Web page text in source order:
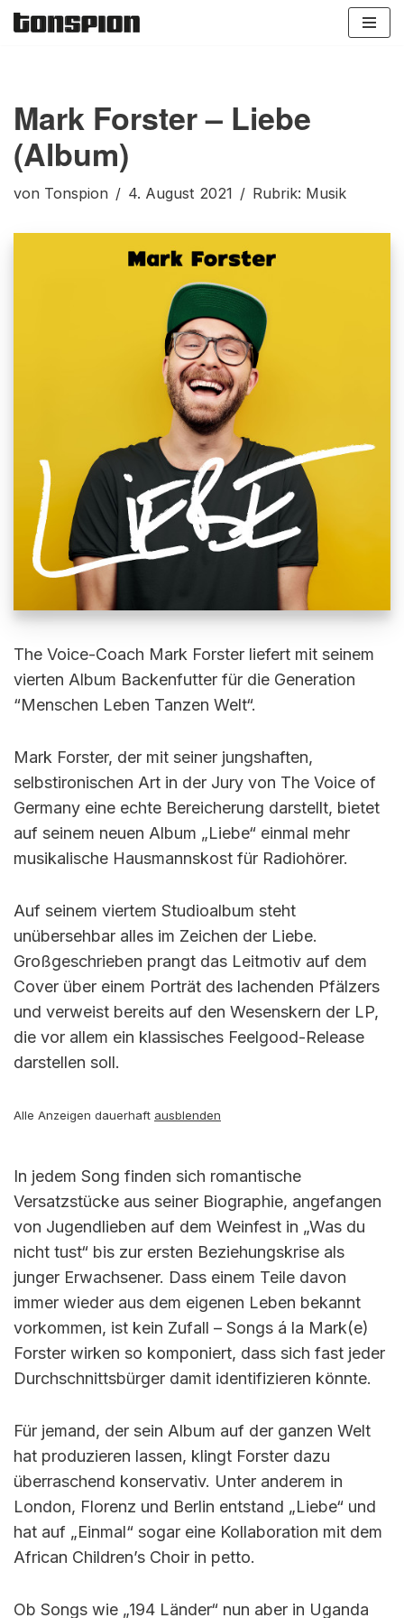
Mark Forster – Liebe
(Album)
von Tonspion 4. August 2021 Rubrik: Musik
The Voice-Coach Mark Forster liefert mit seinem
vierten Album Backenfutter für die Generation
“Menschen Leben Tanzen Welt“.
Mark Forster, der mit seiner jungshaften,
selbstironischen Art in der Jury von The Voice of
Germany eine echte Bereicherung darstellt, bietet
auf seinem neuen Album „Liebe“ einmal mehr
musikalische Hausmannskost für Radiohörer.
Auf seinem viertem Studioalbum steht
unübersehbar alles im Zeichen der Liebe.
Großgeschrieben prangt das Leitmotiv auf dem
Cover über einem Porträt des lachenden Pfälzers
und verweist bereits auf den Wesenskern der LP,
die vor allem ein klassisches Feelgood-Release
darstellen soll.
Alle Anzeigen dauerhaft ausblenden
In jedem Song finden sich romantische
Versatzstücke aus seiner Biographie, angefangen
von Jugendlieben auf dem Weinfest in „Was du
nicht tust“ bis zur ersten Beziehungskrise als
junger Erwachsener. Dass einem Teile davon
immer wieder aus dem eigenen Leben bekannt
vorkommen, ist kein Zufall – Songs á la Mark(e)
Forster wirken so komponiert, dass sich fast jeder
Durchschnittsbürger damit identifizieren könnte.
Für jemand, der sein Album auf der ganzen Welt
hat produzieren lassen, klingt Forster dazu
überraschend konservativ. Unter anderem in
London, Florenz und Berlin entstand „Liebe“ und
hat auf „Einmal“ sogar eine Kollaboration mit dem
African Children’s Choir in petto.
Ob Songs wie „194 Länder“ nun aber in Uganda